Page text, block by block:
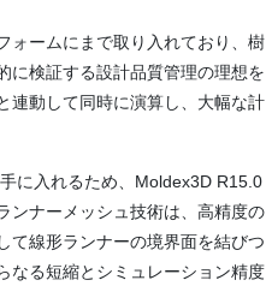
ォームにまで取り入れており、樹
に検証する設計品質管理の理想を
連動して同時に演算し、大幅な計
に入れるため、Moldex3D R15.0
ンナーメッシュ技術は、高精度の
て線形ランナーの境界面を結びつ
なる短縮とシミュレーション精度